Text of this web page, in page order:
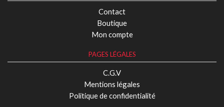
Contact
Boutique
Mon compte
PAGES LÉGALES
C.G.V
Mentions légales
Politique de confidentialité